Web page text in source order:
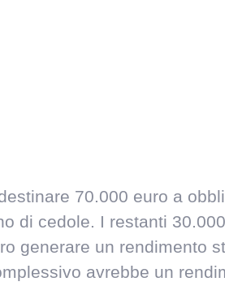
70.000 euro a
di cedole. I restanti
generare un rendimento
avrebbe un